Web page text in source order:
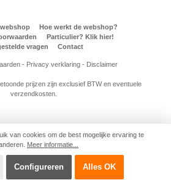
Hoe werkt de webshop?
Particulier? Klik hier!
vragen
Contact
- Privacy verklaring - Disclaimer
prijzen zijn exclusief BTW en eventuele
verzendkosten.
van cookies om de best mogelijke ervaring te
Meer informatie...
Configureren Alles OK